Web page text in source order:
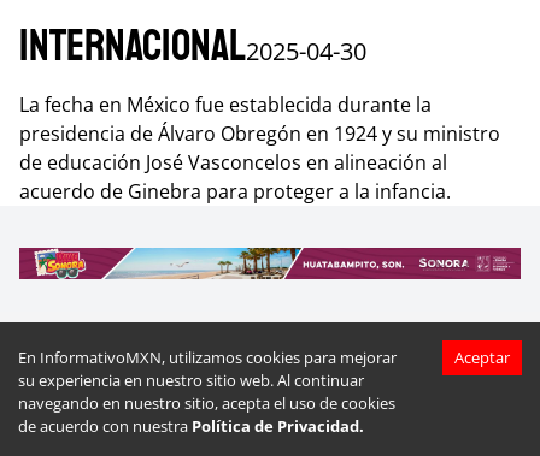
En InformativoMXN, utilizamos cookies para mejorar
su experiencia en nuestro sitio web. Al continuar
navegando en nuestro sitio, acepta el uso de cookies
de acuerdo con nuestra Política de Privacidad.
Aceptar
Internacional2025-04-30
La fecha en México fue establecida durante la
presidencia de Álvaro Obregón en 1924 y su ministro
de educación José Vasconcelos en alineación al
acuerdo de Ginebra para proteger a la infancia.
Más videos deInternacional